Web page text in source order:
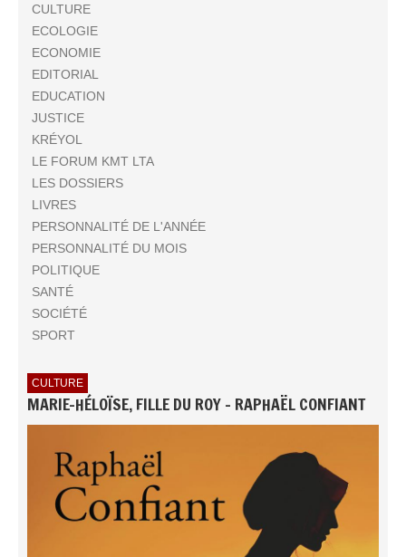
CULTURE
ECOLOGIE
ECONOMIE
EDITORIAL
EDUCATION
JUSTICE
KRÉYOL
LE FORUM KMT LTA
LES DOSSIERS
LIVRES
PERSONNALITÉ DE L'ANNÉE
PERSONNALITÉ DU MOIS
POLITIQUE
SANTÉ
SOCIÉTÉ
SPORT
CULTURE
MARIE-HÉLOÏSE, FILLE DU ROY - RAPHAËL CONFIANT